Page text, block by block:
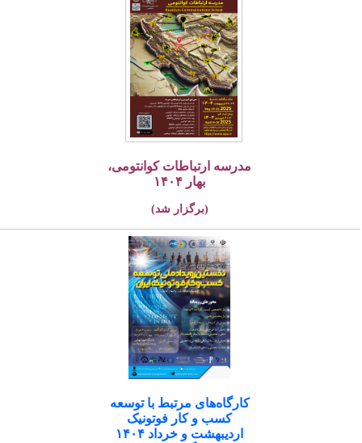
مدرسه ارتباطات کوانتومی،
بهار ۱۴۰۴
(برگزار شد)
کارگاه‌های مرتبط با توسعه
کسب و کار فوتونیک
اردیبهشت و خرداد ۱۴۰۴